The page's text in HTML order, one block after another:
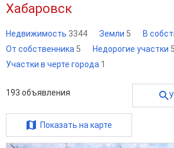
Хабаровск
Недвижимость 3344 Земли 5 В
От собственника 5 Недорогие участки 5
Участки в черте города 1
193 объявления
Показать на карте